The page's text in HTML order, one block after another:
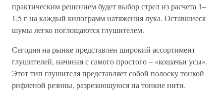
практическим решением будет выбор стрел из расчета 1–
1,5 г на каждый килограмм натяжения лука. Оставшиеся
шумы легко поглощаются глушителем.
Сегодня на рынке представлен широкий ассортимент
глушителей, начиная с самого простого – «кошачьи усы».
Этот тип глушителя представляет собой полоску тонкой
рифленой резины, разрезающуюся на тонкие нити.